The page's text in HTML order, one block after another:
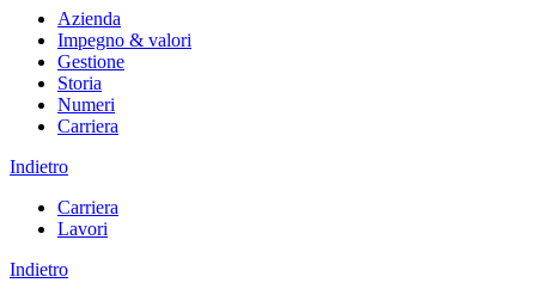
Azienda
Impegno & valori
Gestione
Storia
Numeri
Carriera
Indietro
Carriera
Lavori
Indietro